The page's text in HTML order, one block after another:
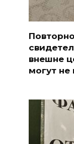
внешне
могут не